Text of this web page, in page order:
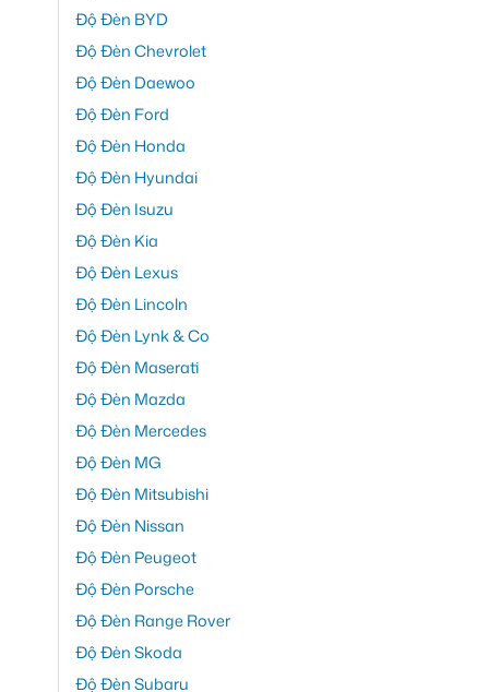
Độ Đèn BYD
Độ Đèn Chevrolet
Độ Đèn Daewoo
Độ Đèn Ford
Độ Đèn Honda
Độ Đèn Hyundai
Độ Đèn Isuzu
Độ Đèn Kia
Độ Đèn Lexus
Độ Đèn Lincoln
Độ Đèn Lynk & Co
Độ Đèn Maserati
Độ Đèn Mazda
Độ Đèn Mercedes
Độ Đèn MG
Độ Đèn Mitsubishi
Độ Đèn Nissan
Độ Đèn Peugeot
Độ Đèn Porsche
Độ Đèn Range Rover
Độ Đèn Skoda
Độ Đèn Subaru